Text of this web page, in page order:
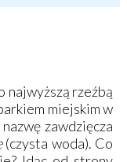
najwyższą rzeźbą
miejskim w
zawdzięcza
(czysta woda). Co